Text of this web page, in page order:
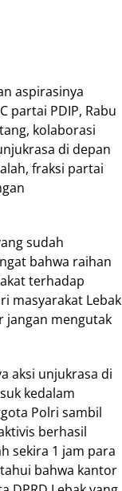
aspirasinya
partai PDIP, Rabu
kolaborasi
di depan
fraksi partai
sudah
bahwa raihan
terhadap
masyarakat Lebak
jangan mengutak
aksi unjukrasa di
kedalam
Polri sambil
berhasil
sekira 1 jam para
bahwa kantor